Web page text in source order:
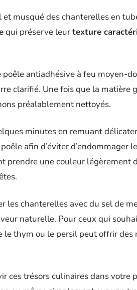
musqué des chanterelles en
qui préserve leurtexture
antiadhésive à feu moyen-
clarifié. Une fois que la matière
préalablement nettoyés.
minutes en remuant
afin d’éviter d’endommager
prendre une couleur légèrement
les chanterelles avec du sel de
naturelle. Pour ceux qui
le thym ou le persil peut offrir des
ces trésors culinaires dans votre